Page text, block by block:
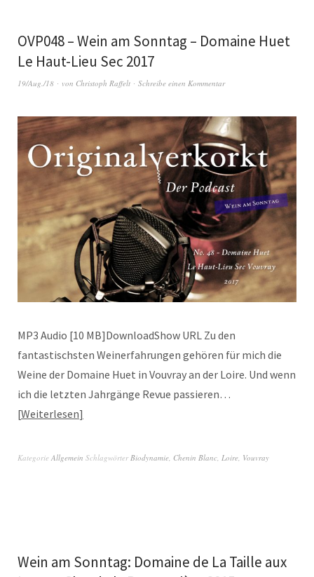
OVP048 – Wein am Sonntag – Domaine Huet
Le Haut-Lieu Sec 2017
19/Aug./18 von Christoph Raffelt Schreibe einen Kommentar
MP3 Audio [10 MB]DownloadShow URL Zu den
fantastischsten Weinerfahrungen gehören für mich die
Weine der Domaine Huet in Vouvray an der Loire. Und wenn
ich die letzten Jahrgänge Revue passieren…
Weiterlesen
Kategorie Allgemein SchlagwörterBiodynamie, Chenin Blanc, Loire, Vouvray
Wein am Sonntag: Domaine de La Taille aux